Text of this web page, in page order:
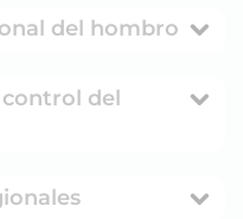
del hombro
control del